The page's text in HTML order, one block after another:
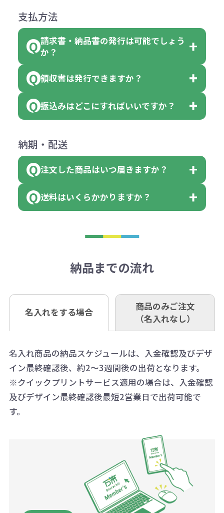
費用）
になっております。
クエアトート」は10個単位でしたら
色を指定出来るので、ピンクを100
個、ブルーを90個、イエローを110
【色指定の仕方】
数量を入力の欄で、ご希望の本体色
に必要な個数を入力ください。
※10個単位など購入できる単位が決
はまらない数を入力すると、アラー
アラートに従って数を調整してくだ
合
●名入れ、オリジナルの内容が異な
っていた場合
または返金にて対応させていただき
ます。
その際不良品については送料着払い
ください。
（商品の状態により、対応が変わる
※不良商品をご返却いただけない場
います。あらかじめご了承くださ
※不良商品は商品到着後7営業日以
お問合せ先
AM10:00～PM5:00（土・日・祝日を
除く平日）
計算例：
＜1色印刷の場合＞
（提供価格（商品代）+名入れ費用
（印刷代））×枚数+製版代
（提供価格（商品代）+名入れ費用
×色数
※例えば2色印刷の場合には、名入
れ費用が2倍、製版代が2倍必要で
す。
相談下さい。
なお、印刷代はボリュームディスカ
同じ版で多くの数量を印刷すると、1
個当たりの印刷代単価がお安くなり
一方、数量が少なく一定数に満たな
い場合は、単価計算ではなく、印刷
代の基本料金を一式頂戴する場合が
ございます。
商品や印刷方法によって異なります
ので、予めご了承ください。
例：200個未満（1式：18,000円）
200個~499個の場合：42円（1個
商品によりますが、お見積もりさせ
ていただきます。
見積もりサポートから個別でお問い
支払方法
請求書・納品書の発行は可能でしょう
か？
会員様はマイページより各種帳票の
ダウンロードが可能です。
詳しくはこちらはご確認ください。
領収書のダウンロード
領収書は発行できますか？
会員様はマイページより各種帳票の
詳しくはこちらはご確認ください。
振込みはどこにすればいいですか？
下記口座にお願いします。
■三菱UFJ銀行
小田井支店（おたいしてん）
■ゆうちょ銀行（振替口座）
口座名 株式会社モノベーション
※振り込み手数料はお客さま負担と
なりますのでご注意ください。
納期・配送
注文した商品はいつ届きますか？
既製品の場合、ご入金確認後3営業
ご入金確認後約3週間となります。
定しているものもあります。
あれば、午前中までにご注文とご入
金いただければ翌日着でお送りする
お急ぎの場合、ご相談ください。最
大限努力いたします。
送料はいくらかかりますか？
き別途申し受けます。
も複数ヶ所への納品の場合、別途送
料頂戴する場合がございます。
詳細はこちらご確認ください。
配送について
納品までの流れ
名入れをする場合
商品のみご注文
（名入れなし）
名入れ商品の納品スケジュールは、入金確認及びデザ
イン最終確認後、約2～3週間後の出荷となります。
※クイックプリントサービス適用の場合は、入金確認
及びデザイン最終確認後最短2営業日で出荷可能で
す。